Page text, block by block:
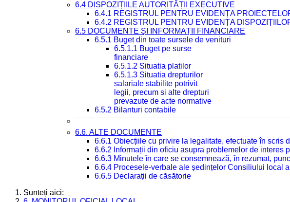
6.4 DISPOZIȚIILE AUTORITĂȚII EXECUTIVE
6.4.1 REGISTRUL PENTRU EVIDENȚA
6.4.2 REGISTRUL PENTRU EVIDENȚA
6.5 DOCUMENTE ȘI INFORMAȚII FINANCIARE
6.5.1 Buget din toate sursele de venituri
6.5.1.1 Buget pe surse
financiare
6.5.1.2 Situatia platilor
6.5.1.3 Situatia drepturilor
salariale stabilite potrivit
legii, precum si alte drepturi
prevazute de acte normative
6.5.2 Bilanturi contabile
6.6. ALTE DOCUMENTE
6.6.1 Obiecțiile cu privire la legalitate, efectuate în scris
6.6.2 Informații din oficiu asupra problemelor de
6.6.3 Minutele în care se consemnează, în rezumat,
6.6.4 Procesele-verbale ale ședințelor Consiliului local
6.6.5 Declarații de căsătorie
Sunteți aici: